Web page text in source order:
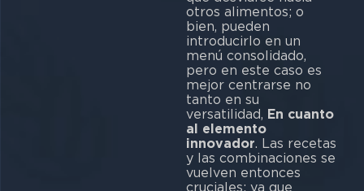
otros alimentos; o
bien, pueden
introducirlo en un
menú consolidado,
pero en este caso es
mejor centrarse no
tanto en su
versatilidad, En cuanto
al elemento
innovador. Las recetas
y las combinaciones se
vuelven entonces
cruciales: ya que